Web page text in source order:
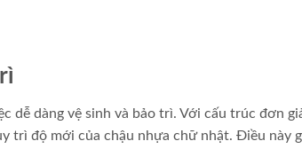
dễ dàng vệ sinh và bảo trì. Với cấu trúc đơn
trì độ mới của chậu nhựa chữ nhật. Điều này